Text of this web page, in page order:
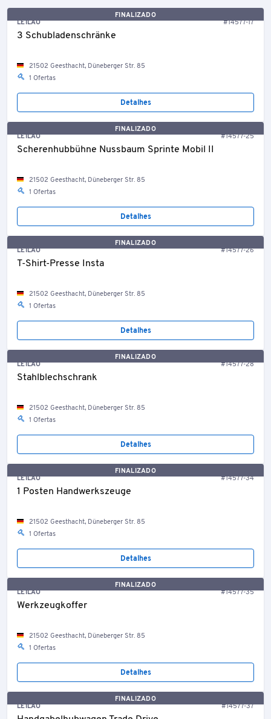
FINALIZADO
LEILÃO
#14577-17
3 Schubladenschränke
21502 Geesthacht, Düneberger Str. 85
1 Ofertas
Detalhes
FINALIZADO
LEILÃO
#14577-25
Scherenhubbühne Nussbaum Sprinte Mobil II
21502 Geesthacht, Düneberger Str. 85
1 Ofertas
Detalhes
FINALIZADO
LEILÃO
#14577-26
T-Shirt-Presse Insta
21502 Geesthacht, Düneberger Str. 85
1 Ofertas
Detalhes
FINALIZADO
LEILÃO
#14577-28
Stahlblechschrank
21502 Geesthacht, Düneberger Str. 85
1 Ofertas
Detalhes
FINALIZADO
LEILÃO
#14577-34
1 Posten Handwerkszeuge
21502 Geesthacht, Düneberger Str. 85
1 Ofertas
Detalhes
FINALIZADO
LEILÃO
#14577-35
Werkzeugkoffer
21502 Geesthacht, Düneberger Str. 85
1 Ofertas
Detalhes
FINALIZADO
LEILÃO
#14577-37